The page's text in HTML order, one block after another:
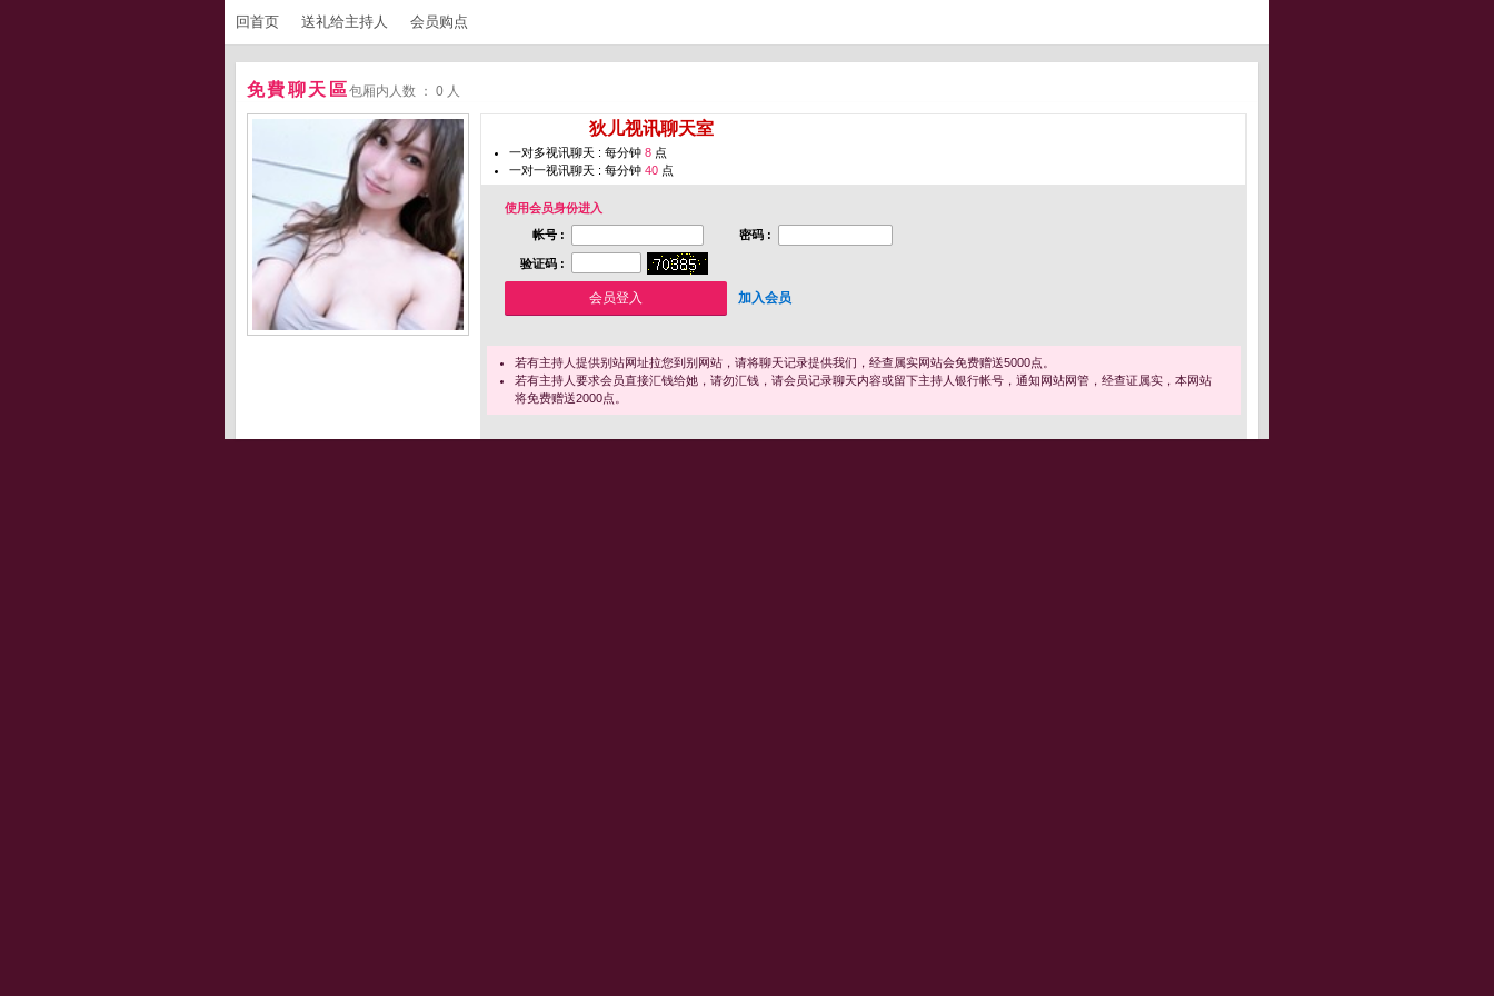
回首页 送礼给主持人 会员购点
免費聊天區包厢内人数 ： 0 人
狄儿视讯聊天室
一对多视讯聊天 : 每分钟 8 点
一对一视讯聊天 : 每分钟 40 点
使用会员身份进入
帐号 :
密码 :
验证码 :
加入会员
若有主持人提供别站网址拉您到别网站，请将聊天记录提供我们，经查属实网站会免费赠送5000点。
若有主持人要求会员直接汇钱给她，请勿汇钱，请会员记录聊天内容或留下主持人银行帐号，通知网站网管，经查证属实，本网站
将免费赠送2000点。